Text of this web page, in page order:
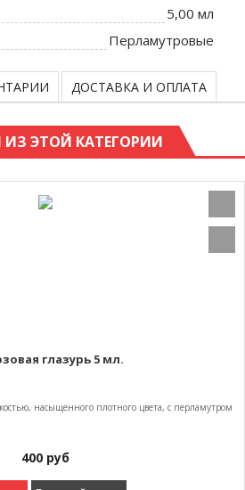
5,00 мл
Перламутровые
ДОСТАВКА И ОПЛАТА
ЭТОЙ КАТЕГОРИИ
глазурь 5 мл.
насыщенного плотного цвета, с перламутром
400 руб